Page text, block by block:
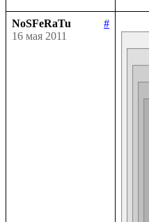
NoSFeRaTu
#
16 мая 2011